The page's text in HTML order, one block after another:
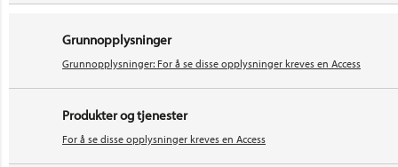
Grunnopplysninger
Grunnopplysninger: For å se disse opplysninger kreves en Access
Produkter og tjenester
For å se disse opplysninger kreves en Access